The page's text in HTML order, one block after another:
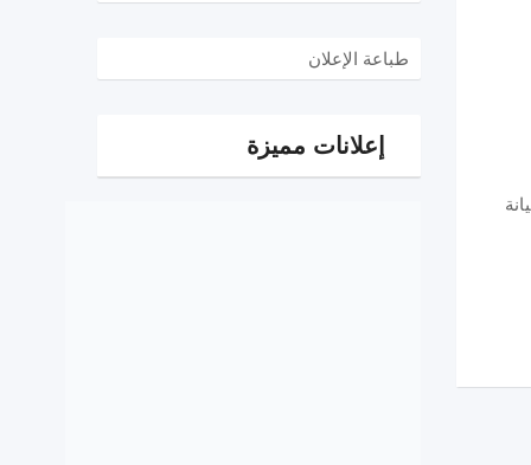
طباعة الإعلان
إعلانات مميزة